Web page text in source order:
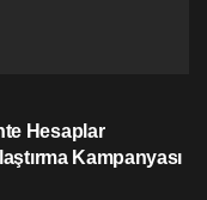
Hesaplar
Kampanyası